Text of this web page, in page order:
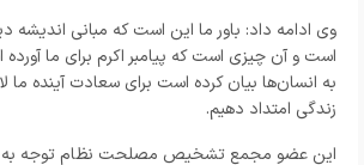
وی ادامه داد: باور ما این است که مبانی اندیشه
است و آن چیزی است که پیامبر اکرم برای ما آورده
به انسان‌ها بیان کرده است برای سعادت آینده ما
زندگی امتداد دهیم.
این عضو مجمع تشخیص مصلحت نظام توجه به